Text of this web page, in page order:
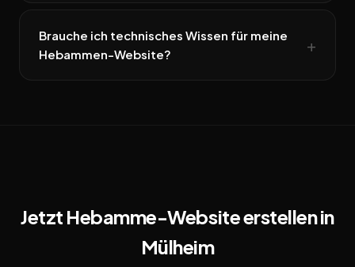
Brauche ich technisches Wissen für meine
Hebammen-Website?
Jetzt Hebamme-Website erstellen in
Mülheim